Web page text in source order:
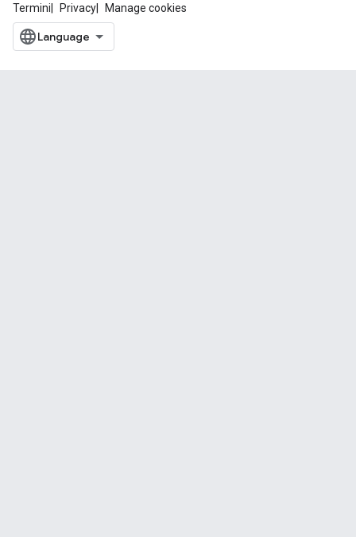
Termini Privacy Manage cookies